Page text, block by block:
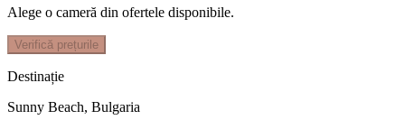
Alege o cameră din ofertele disponibile.
Verifică prețurile
Destinație
Sunny Beach, Bulgaria